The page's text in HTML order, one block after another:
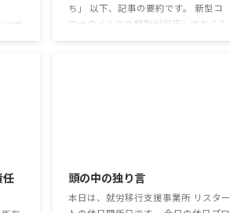
消費
は
、
ち」 以下、記事の要約です。 新型コ
ロナウイルスの騒動が収束してから3
も同じなのかも 同居中の高齢者のた
めの感染予防等、ご本人の理由 ...
任
頭の中の独り言
本日は、就労移行支援事業所 リスター